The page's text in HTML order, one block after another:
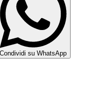
Condividi su WhatsApp